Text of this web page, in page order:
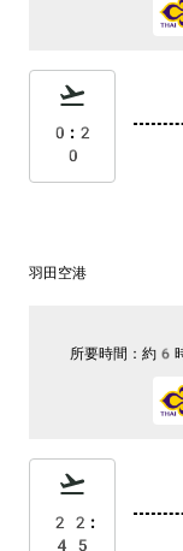
0:2
0
羽田空港
所要時間： 約6
22:
45